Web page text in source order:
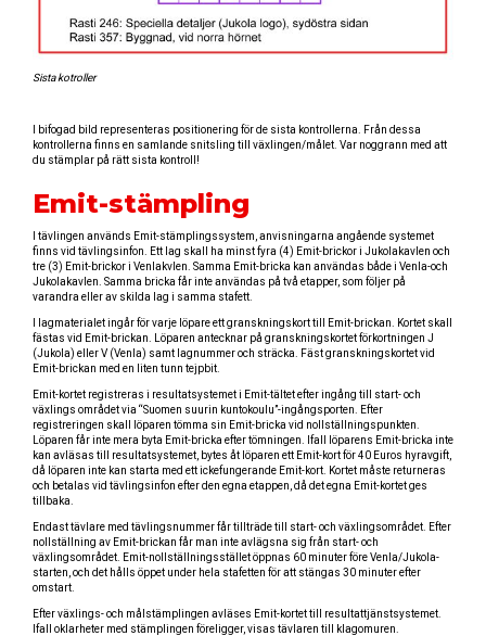
Sista kotroller
I bifogad bild representeras positionering för de sista kontrollerna. Från dessa
kontrollerna finns en samlande snitsling till växlingen/målet. Var noggrann med att
du stämplar på rätt sista kontroll!
Emit-stämpling
I tävlingen används Emit-stämplingssystem, anvisningarna angående systemet
finns vid tävlingsinfon. Ett lag skall ha minst fyra (4) Emit-brickor i Jukolakavlen och
tre (3) Emit-brickor i Venlakvlen. Samma Emit-bricka kan användas både i Venla-och
Jukolakavlen. Samma bricka får inte användas på två etapper, som följer på
varandra eller av skilda lag i samma stafett.
I lagmaterialet ingår för varje löpare ett granskningskort till Emit-brickan. Kortet skall
fästas vid Emit-brickan. Löparen antecknar på granskningskortet förkortningen J
(Jukola) eller V (Venla) samt lagnummer och sträcka. Fäst granskningskortet vid
Emit-brickan med en liten tunn tejpbit.
Emit-kortet registreras i resultatsystemet i Emit-tältet efter ingång till start- och
växlings området via “Suomen suurin kuntokoulu”-ingångsporten. Efter
registreringen skall löparen tömma sin Emit-bricka vid nollställningspunkten.
Löparen får inte mera byta Emit-bricka efter tömningen. Ifall löparens Emit-bricka inte
kan avläsas till resultatsystemet, bytes åt löparen ett Emit-kort för 40 Euros hyravgift,
då löparen inte kan starta med ett ickefungerande Emit-kort. Kortet måste returneras
och betalas vid tävlingsinfon efter den egna etappen, då det egna Emit-kortet ges
tillbaka.
Endast tävlare med tävlingsnummer får tillträde till start- och växlingsområdet. Efter
nollställning av Emit-brickan får man inte avlägsna sig från start- och
växlingsområdet. Emit-nollställningsstället öppnas 60 minuter före Venla/Jukola-
starten, och det hålls öppet under hela stafetten för att stängas 30 minuter efter
omstart.
Efter växlings- och målstämplingen avläses Emit-kortet till resultattjänstsystemet.
Ifall oklarheter med stämplingen föreligger, visas tävlaren till klagomuren.